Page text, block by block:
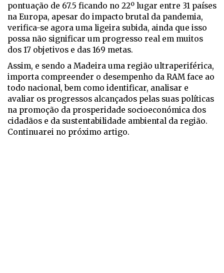
pontuação de 67.5 ficando no 22º lugar entre 31 países
na Europa, apesar do impacto brutal da pandemia,
verifica-se agora uma ligeira subida, ainda que isso
possa não significar um progresso real em muitos
dos 17 objetivos e das 169 metas.
Assim, e sendo a Madeira uma região ultraperiférica,
importa compreender o desempenho da RAM face ao
todo nacional, bem como identificar, analisar e
avaliar os progressos alcançados pelas suas políticas
na promoção da prosperidade socioeconómica dos
cidadãos e da sustentabilidade ambiental da região.
Continuarei no próximo artigo.